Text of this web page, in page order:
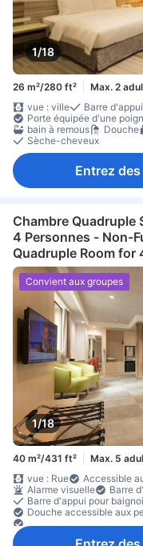
1/18
26 m²/280 ft² Max. 2
vue : ville
Barre
Porte équipée d'une
bain à remous
Douche
Sèche-cheveux
Entrez
Chambre Quadruple
4 Personnes - Non-
Quadruple Room for
Smoking)
1/18
Convient aux groupes
40 m²/431 ft² Max. 5
vue : Rue
Accessible
Alarme visuelle
Barre
Barre d'appui pour
Douche accessible aux
Douche de Plain-Pied